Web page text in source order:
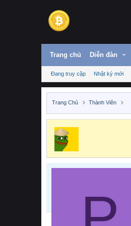
Trang chủ Diễn đàn
Đang truy cập Nhật ký mới
Trang Chủ Thành Viên